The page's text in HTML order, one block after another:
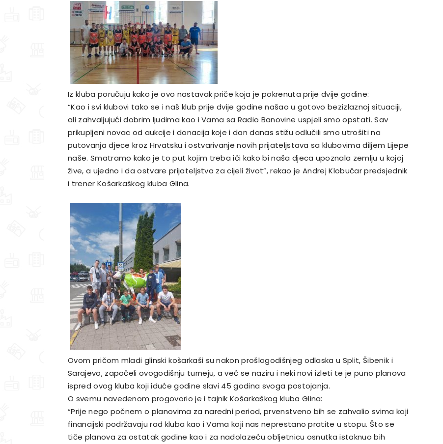
Iz kluba poručuju kako je ovo nastavak priče koja je pokrenuta prije dvije godine:
“Kao i svi klubovi tako se i naš klub prije dvije godine našao u gotovo bezizlaznoj situaciji,
ali zahvaljujući dobrim ljudima kao i Vama sa Radio Banovine uspjeli smo opstati. Sav
prikupljeni novac od aukcije i donacija koje i dan danas stižu odlučili smo utrošiti na
putovanja djece kroz Hrvatsku i ostvarivanje novih prijateljstava sa klubovima diljem Lijepe
naše. Smatramo kako je to put kojim treba ići kako bi naša djeca upoznala zemlju u kojoj
žive, a ujedno i da ostvare prijateljstva za cijeli život”, rekao je Andrej Klobučar predsjednik
i trener Košarkaškog kluba Glina.
Ovom pričom mladi glinski košarkaši su nakon prošlogodišnjeg odlaska u Split, Šibenik i
Sarajevo, započeli ovogodišnju turneju, a već se naziru i neki novi izleti te je puno planova
ispred ovog kluba koji iduće godine slavi 45 godina svoga postojanja.
O svemu navedenom progovorio je i tajnik Košarkaškog kluba Glina:
“Prije nego počnem o planovima za naredni period, prvenstveno bih se zahvalio svima koji
financijski podržavaju rad kluba kao i Vama koji nas neprestano pratite u stopu. Što se
tiče planova za ostatak godine kao i za nadolazeću obljetnicu osnutka istaknuo bih